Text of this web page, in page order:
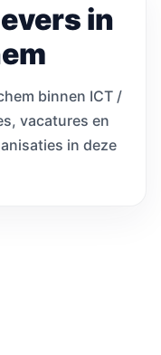
in
binnen ICT /
vacatures en
in deze